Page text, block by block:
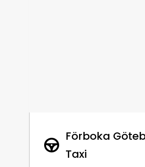
Förboka
Taxi